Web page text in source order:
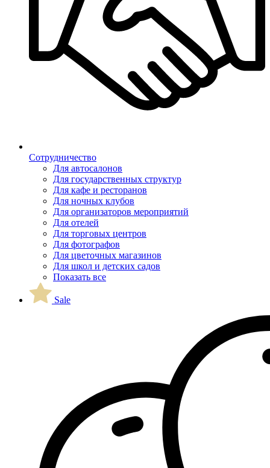
Сотрудничество
Для автосалонов
Для государственных структур
Для кафе и ресторанов
Для ночных клубов
Для организаторов мероприятий
Для отелей
Для торговых центров
Для фотографов
Для цветочных магазинов
Для школ и детских садов
Показать все
Sale